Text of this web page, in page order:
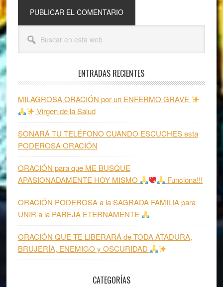
Barra
lateral
esta
ENTRADAS RECIENTES
MILAGROSA ORACIÓN por un ENFERMO GRAVE
Virgen de la Salud
SONARÁ TU TELÉFONO CUANDO ESCUCHES esta
PODEROSA ORACIÓN
ORACIÓN para que ME BUSQUE
APASIONADAMENTE HOY MISMO
Funciona!!!
ORACIÓN PODEROSA a la SAGRADA FAMILIA para
UNIR a la PAREJA ETERNAMENTE
ORACIÓN QUE TE LIBERARÁ de TODA ATADURA,
BRUJERÍA, ENEMIGO y OSCURIDAD
CATEGORÍAS